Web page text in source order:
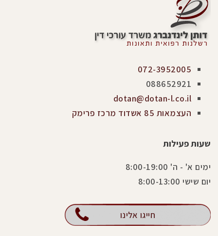
072-3952005
088652921
dotan@dotan-l.co.il
העצמאות 85 אשדוד מרכז פרימק
שעות פעילות
ימים א' - ה' 8:00-19:00
יום שישי 8:00-13:00
חייגו אלינו